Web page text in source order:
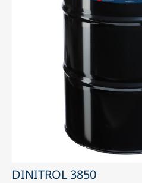
DINITROL 3850